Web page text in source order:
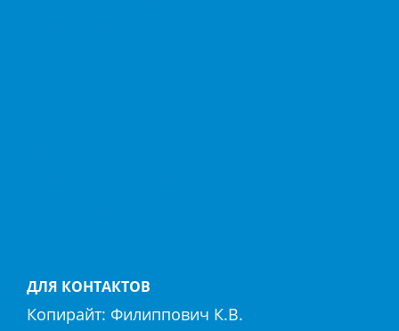
ДЛЯ КОНТАКТОВ
Копирайт: Филиппович К.В.